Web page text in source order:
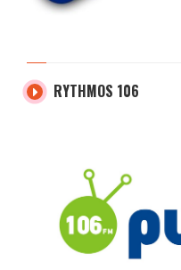
RYTHMOS 106